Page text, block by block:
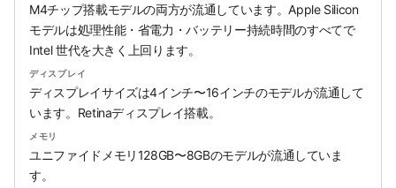
M4チップ搭載モデルの両方が流通しています。Apple Silicon
モデルは処理性能・省電力・バッテリー持続時間のすべてで
Intel 世代を大きく上回ります。
ディスプレイ
ディスプレイサイズは4インチ〜16インチのモデルが流通して
います。Retinaディスプレイ搭載。
メモリ
ユニファイドメモリ128GB〜8GBのモデルが流通していま
す。